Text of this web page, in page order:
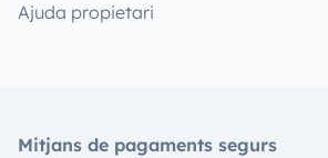
Ajuda propietari
Mitjans de pagaments segurs